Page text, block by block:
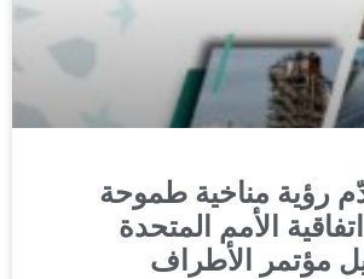
رؤية مناخية طموحة
الأمم المتحدة
مؤتمر الأطراف